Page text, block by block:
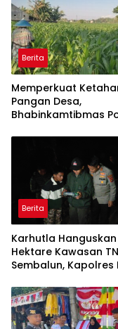
Berita
Memperkuat
Pangan Desa,
Bhabinkamtibmas
Kuranji Dalang
Berita
Karhutla
Hektare Kawasan
Sembalun, Kapolres
Api